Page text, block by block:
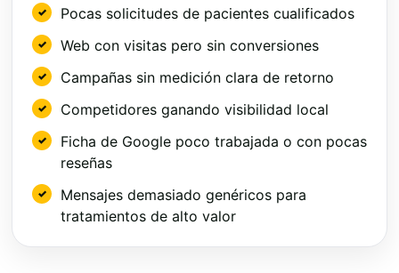
Pocas solicitudes de pacientes cualificados
Web con visitas pero sin conversiones
Campañas sin medición clara de retorno
Competidores ganando visibilidad local
Ficha de Google poco trabajada o con pocas
reseñas
Mensajes demasiado genéricos para
tratamientos de alto valor